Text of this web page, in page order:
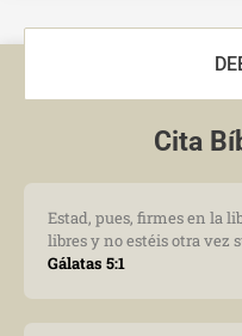
Cita
Estad, pues, firmes en la
libres y no estéis otra vez
Gálatas 5:1